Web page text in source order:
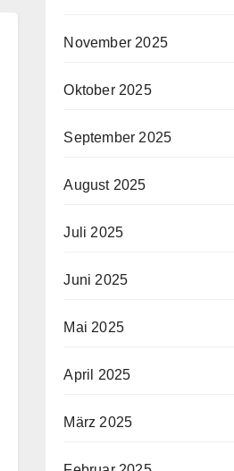
November 2025
Oktober 2025
September 2025
August 2025
Juli 2025
Juni 2025
Mai 2025
April 2025
März 2025